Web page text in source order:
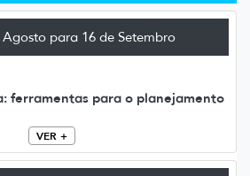
para 16 de Setembro
ferramentas para o planejamento
VER +